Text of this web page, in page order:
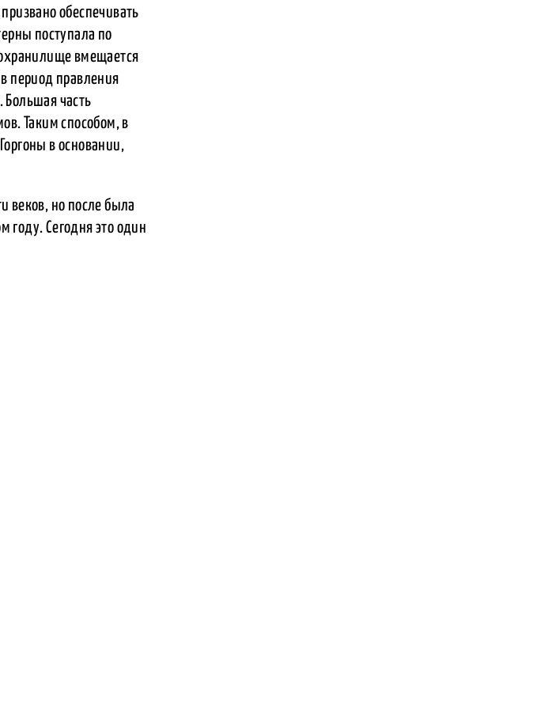
обеспечивать
поступала по
вмещается
период правления
Большая часть
Таким способом, в
в основании,
веков, но после была
году. Сегодня это один